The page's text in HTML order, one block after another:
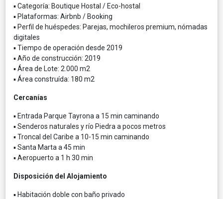
▪ Categoría: Boutique Hostal / Eco-hostal
▪ Plataformas: Airbnb / Booking
▪ Perfil de huéspedes: Parejas, mochileros premium, nómadas
digitales
▪ Tiempo de operación desde 2019
▪ Año de construcción: 2019
▪ Área de Lote: 2.000 m2
▪ Área construída: 180 m2
Cercanías
▪ Entrada Parque Tayrona a 15 min caminando
▪ Senderos naturales y río Piedra a pocos metros
▪ Troncal del Caribe a 10-15 min caminando
▪ Santa Marta a 45 min
▪ Aeropuerto a 1 h 30 min
Disposición del Alojamiento
▪ Habitación doble con baño privado